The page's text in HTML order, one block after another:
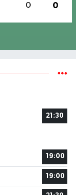
0 0
21:30
19:00
19:00